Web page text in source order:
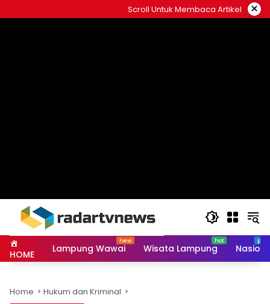
to
Scroll Untuk Membaca Artikel ×
HOME Lampung Wawai Wisata Lampung
Home Hukum dan Kriminal